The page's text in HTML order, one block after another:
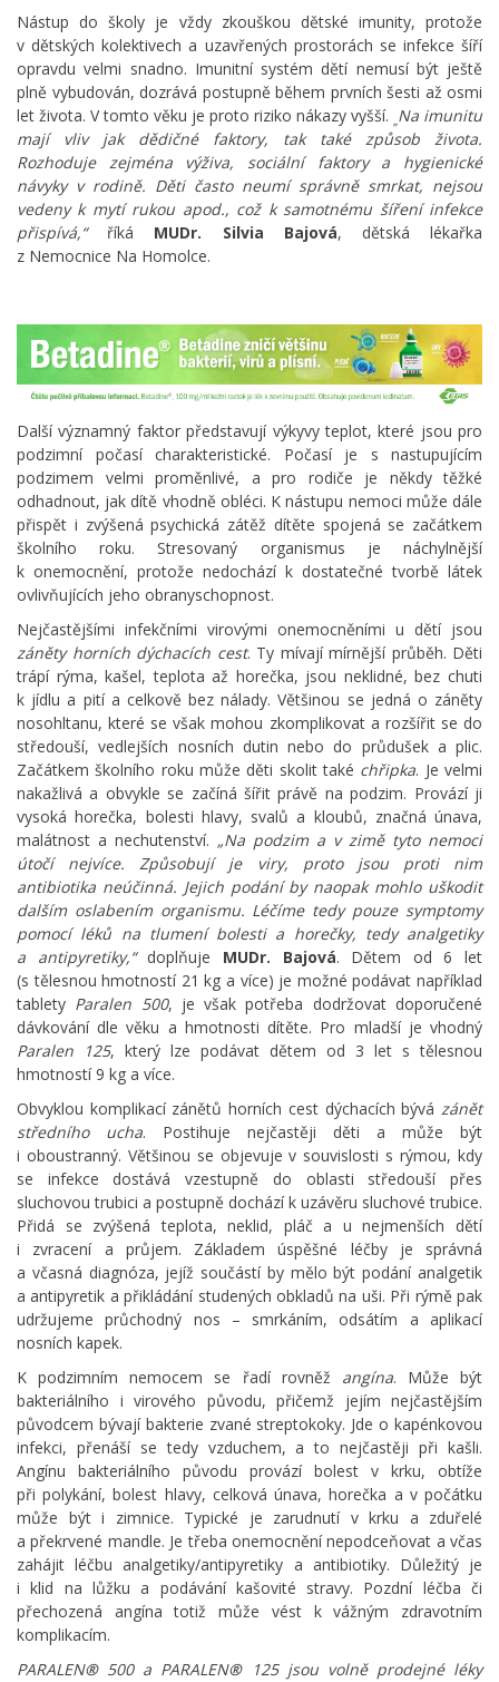
Nástup do školy je vždy zkouškou dětské imunity, protože
v dětských kolektivech a uzavřených prostorách se infekce šíří
opravdu velmi snadno. Imunitní systém dětí nemusí být ještě
plně vybudován, dozrává postupně během prvních šesti až osmi
let života. V tomto věku je proto riziko nákazy vyšší. „Na imunitu
mají vliv jak dědičné faktory, tak také způsob života.
Rozhoduje zejména výživa, sociální faktory a hygienické
návyky v rodině. Děti často neumí správně smrkat, nejsou
vedeny k mytí rukou apod., což k samotnému šíření infekce
přispívá,“říká MUDr. Silvia Bajová, dětská lékařka
z Nemocnice Na Homolce.
Další významný faktor představují výkyvy teplot, které jsou pro
podzimní počasí charakteristické. Počasí je s nastupujícím
podzimem velmi proměnlivé, a pro rodiče je někdy těžké
odhadnout, jak dítě vhodně obléci. K nástupu nemoci může dále
přispět i zvýšená psychická zátěž dítěte spojená se začátkem
školního roku. Stresovaný organismus je náchylnější
k onemocnění, protože nedochází k dostatečné tvorbě látek
ovlivňujících jeho obranyschopnost.
Nejčastějšími infekčními virovými onemocněními u dětí jsou
záněty horních dýchacích cest. Ty mívají mírnější průběh. Děti
trápí rýma, kašel, teplota až horečka, jsou neklidné, bez chuti
k jídlu a pití a celkově bez nálady. Většinou se jedná o záněty
nosohltanu, které se však mohou zkomplikovat a rozšířit se do
středouší, vedlejších nosních dutin nebo do průdušek a plic.
Začátkem školního roku může děti skolit také chřipka. Je velmi
nakažlivá a obvykle se začíná šířit právě na podzim. Provází ji
vysoká horečka, bolesti hlavy, svalů a kloubů, značná únava,
malátnost a nechutenství. „Na podzim a v zimě tyto nemoci
útočí nejvíce. Způsobují je viry, proto jsou proti nim
antibiotika neúčinná. Jejich podání by naopak mohlo uškodit
dalším oslabením organismu. Léčíme tedy pouze symptomy
pomocí léků na tlumení bolesti a horečky, tedy analgetiky
a antipyretiky,“doplňuje MUDr. Bajová. Dětem od 6 let
(s tělesnou hmotností 21 kg a více) je možné podávat například
tablety Paralen 500, je však potřeba dodržovat doporučené
dávkování dle věku a hmotnosti dítěte. Pro mladší je vhodný
Paralen 125, který lze podávat dětem od 3 let s tělesnou
hmotností 9 kg a více.
Obvyklou komplikací zánětů horních cest dýchacích bývá zánět
středního ucha. Postihuje nejčastěji děti a může být
i oboustranný. Většinou se objevuje v souvislosti s rýmou, kdy
se infekce dostává vzestupně do oblasti středouší přes
sluchovou trubici a postupně dochází k uzávěru sluchové trubice.
Přidá se zvýšená teplota, neklid, pláč a u nejmenších dětí
i zvracení a průjem. Základem úspěšné léčby je správná
a včasná diagnóza, jejíž součástí by mělo být podání analgetik
a antipyretik a přikládání studených obkladů na uši. Při rýmě pak
udržujeme průchodný nos – smrkáním, odsátím a aplikací
nosních kapek.
K podzimním nemocem se řadí rovněž angína. Může být
bakteriálního i virového původu, přičemž jejím nejčastějším
původcem bývají bakterie zvané streptokoky. Jde o kapénkovou
infekci, přenáší se tedy vzduchem, a to nejčastěji při kašli.
Angínu bakteriálního původu provází bolest v krku, obtíže
při polykání, bolest hlavy, celková únava, horečka a v počátku
může být i zimnice. Typické je zarudnutí v krku a zduřelé
a překrvené mandle. Je třeba onemocnění nepodceňovat a včas
zahájit léčbu analgetiky/antipyretiky a antibiotiky. Důležitý je
i klid na lůžku a podávání kašovité stravy. Pozdní léčba či
přechozená angína totiž může vést k vážným zdravotním
komplikacím.
PARALEN®500 a PARALEN®125 jsou volně prodejné léky